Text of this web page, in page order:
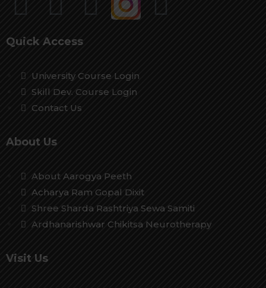
Quick Access
University Course Login
Skill Dev. Course Login
Contact Us
About Us
About Aarogya Peeth
Acharya Ram Gopal Dixit
Shree Sharda Rashtriya Sewa Samiti
Ardhanarishwar Chikitsa Neurotherapy
Visit Us